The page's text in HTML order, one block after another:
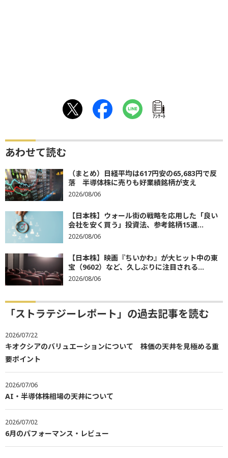
ｱﾝｹｰﾄ
あわせて読む
（まとめ）日経平均は617円安の65,683円で反
落 半導体株に売りも好業績銘柄が支え
2026/08/06
【日本株】ウォール街の戦略を応用した「良い
会社を安く買う」投資法、参考銘柄15選...
2026/08/06
【日本株】映画『ちいかわ』が大ヒット中の東
宝（9602）など、久しぶりに注目される...
2026/08/06
「ストラテジーレポート」の過去記事を読む
2026/07/22
キオクシアのバリュエーションについて 株価の天井を見極める重
要ポイント
2026/07/06
AI・半導体株相場の天井について
2026/07/02
6月のパフォーマンス・レビュー